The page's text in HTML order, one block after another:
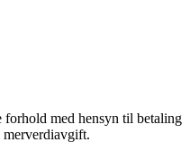
forhold med hensyn til betaling
merverdiavgift.